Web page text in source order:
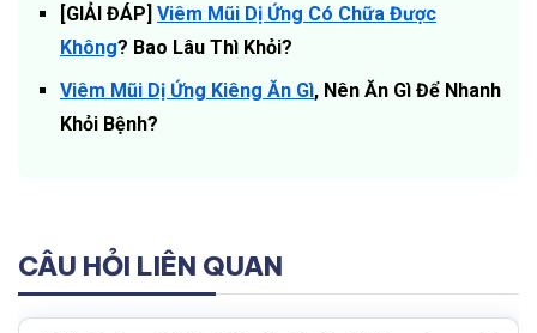
[GIẢI ĐÁP] Viêm Mũi Dị Ứng Có Chữa Được
Không? Bao Lâu Thì Khỏi?
Viêm Mũi Dị Ứng Kiêng Ăn Gì, Nên Ăn Gì Để Nhanh
Khỏi Bệnh?
CÂU HỎI LIÊN QUAN